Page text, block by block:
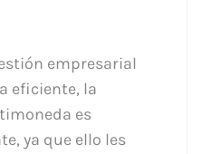
empresarial
eficiente, la
es
ya que ello les